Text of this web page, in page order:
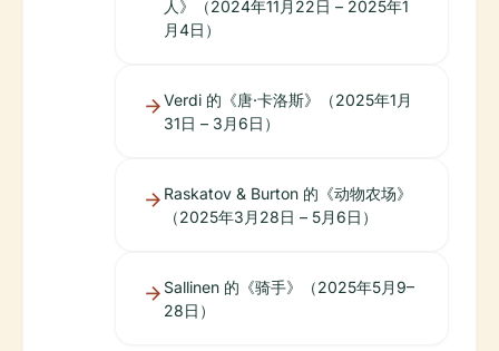
人》（2024年11月22日 – 2025年1
月4日）
Verdi 的《唐·卡洛斯》（2025年1月
31日 – 3月6日）
Raskatov & Burton 的《动物农场》
（2025年3月28日 – 5月6日）
Sallinen 的《骑手》（2025年5月9–
28日）